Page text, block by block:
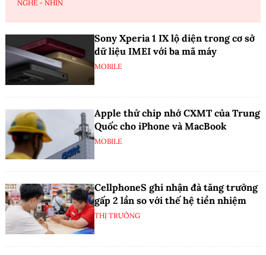
NGHE - NHÌN
Sony Xperia 1 IX lộ diện trong cơ sở
dữ liệu IMEI với ba mã máy
MOBILE
Apple thử chip nhớ CXMT của Trung
Quốc cho iPhone và MacBook
MOBILE
CellphoneS ghi nhận đà tăng trưởng
gấp 2 lần so với thế hệ tiền nhiệm
THỊ TRƯỜNG